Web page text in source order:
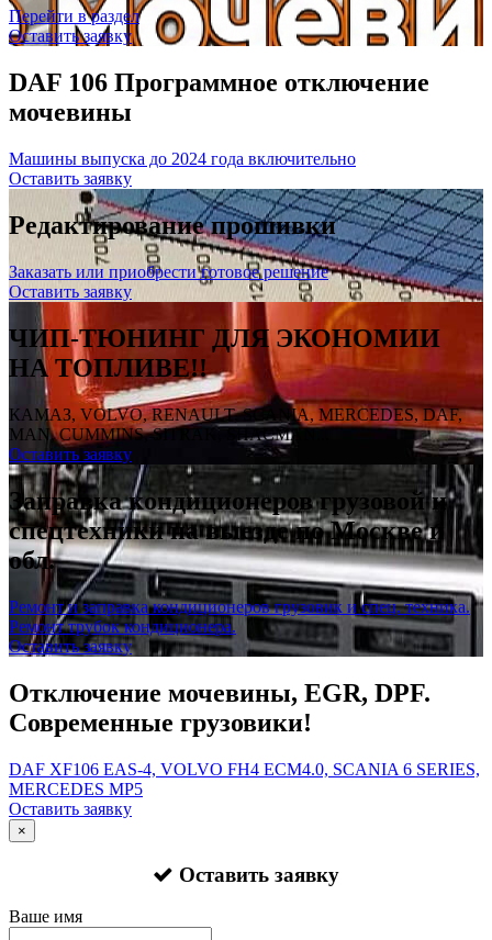
Перейти в раздел
Оставить заявку
DAF 106 Программное отключение
мочевины
Машины выпуска до 2024 года включительно
Оставить заявку
Редактирование прошивки
Заказать или приобрести готовое решение
Оставить заявку
ЧИП-ТЮНИНГ ДЛЯ ЭКОНОМИИ
НА ТОПЛИВЕ!!
КАМАЗ, VOLVO, RENAULT, SCANIA, MERCEDES, DAF,
MAN, CUMMINS, SITRAK, SHACMAN...
Оставить заявку
Заправка кондиционеров грузовой и
спецтехники на выезде по Москве и
обл.
Ремонт и заправка кондиционеров грузовик и спец. техника.
Ремонт трубок кондиционера.
Оставить заявку
Отключение мочевины, EGR, DPF.
Современные грузовики!
DAF XF106 EAS-4, VOLVO FH4 ECM4.0, SCANIA 6 SERIES,
MERCEDES MP5
Оставить заявку
×
Оставить заявку
Ваше имя